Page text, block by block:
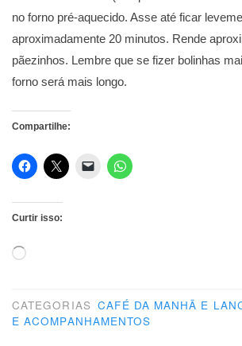
no forno pré-aquecido. Asse até ficar
aproximadamente 20 minutos. Rende
pãezinhos. Lembre que se fizer bolinhas
forno será mais longo.
Compartilhe:
Curtir isso:
Carregando...
CATEGORIAS CAFÉ DA MANHÃ E
E ACOMPANHAMENTOS